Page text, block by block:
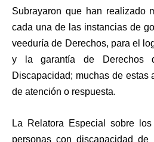
Subrayaron que han realizado
cada una de las instancias de
veeduría de Derechos, para el
y la garantía de Derechos
Discapacidad; muchas de estas
de atención o respuesta.
La Relatora Especial sobre
personas con discapacidad